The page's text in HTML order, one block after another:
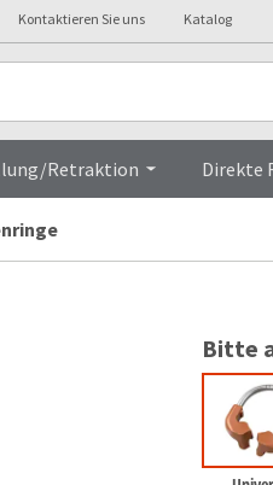
Kontaktieren Sie uns Katalog
Retraktion Direkte
Bitte